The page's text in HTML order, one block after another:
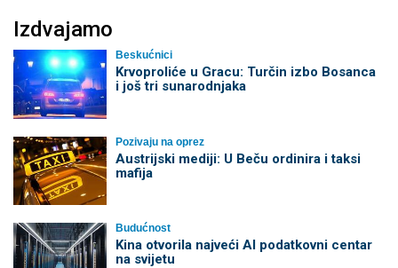
Izdvajamo
Beskućnici
Krvoproliće u Gracu: Turčin izbo Bosanca
i još tri sunarodnjaka
Pozivaju na oprez
Austrijski mediji: U Beču ordinira i taksi
mafija
Budućnost
Kina otvorila najveći AI podatkovni centar
na svijetu